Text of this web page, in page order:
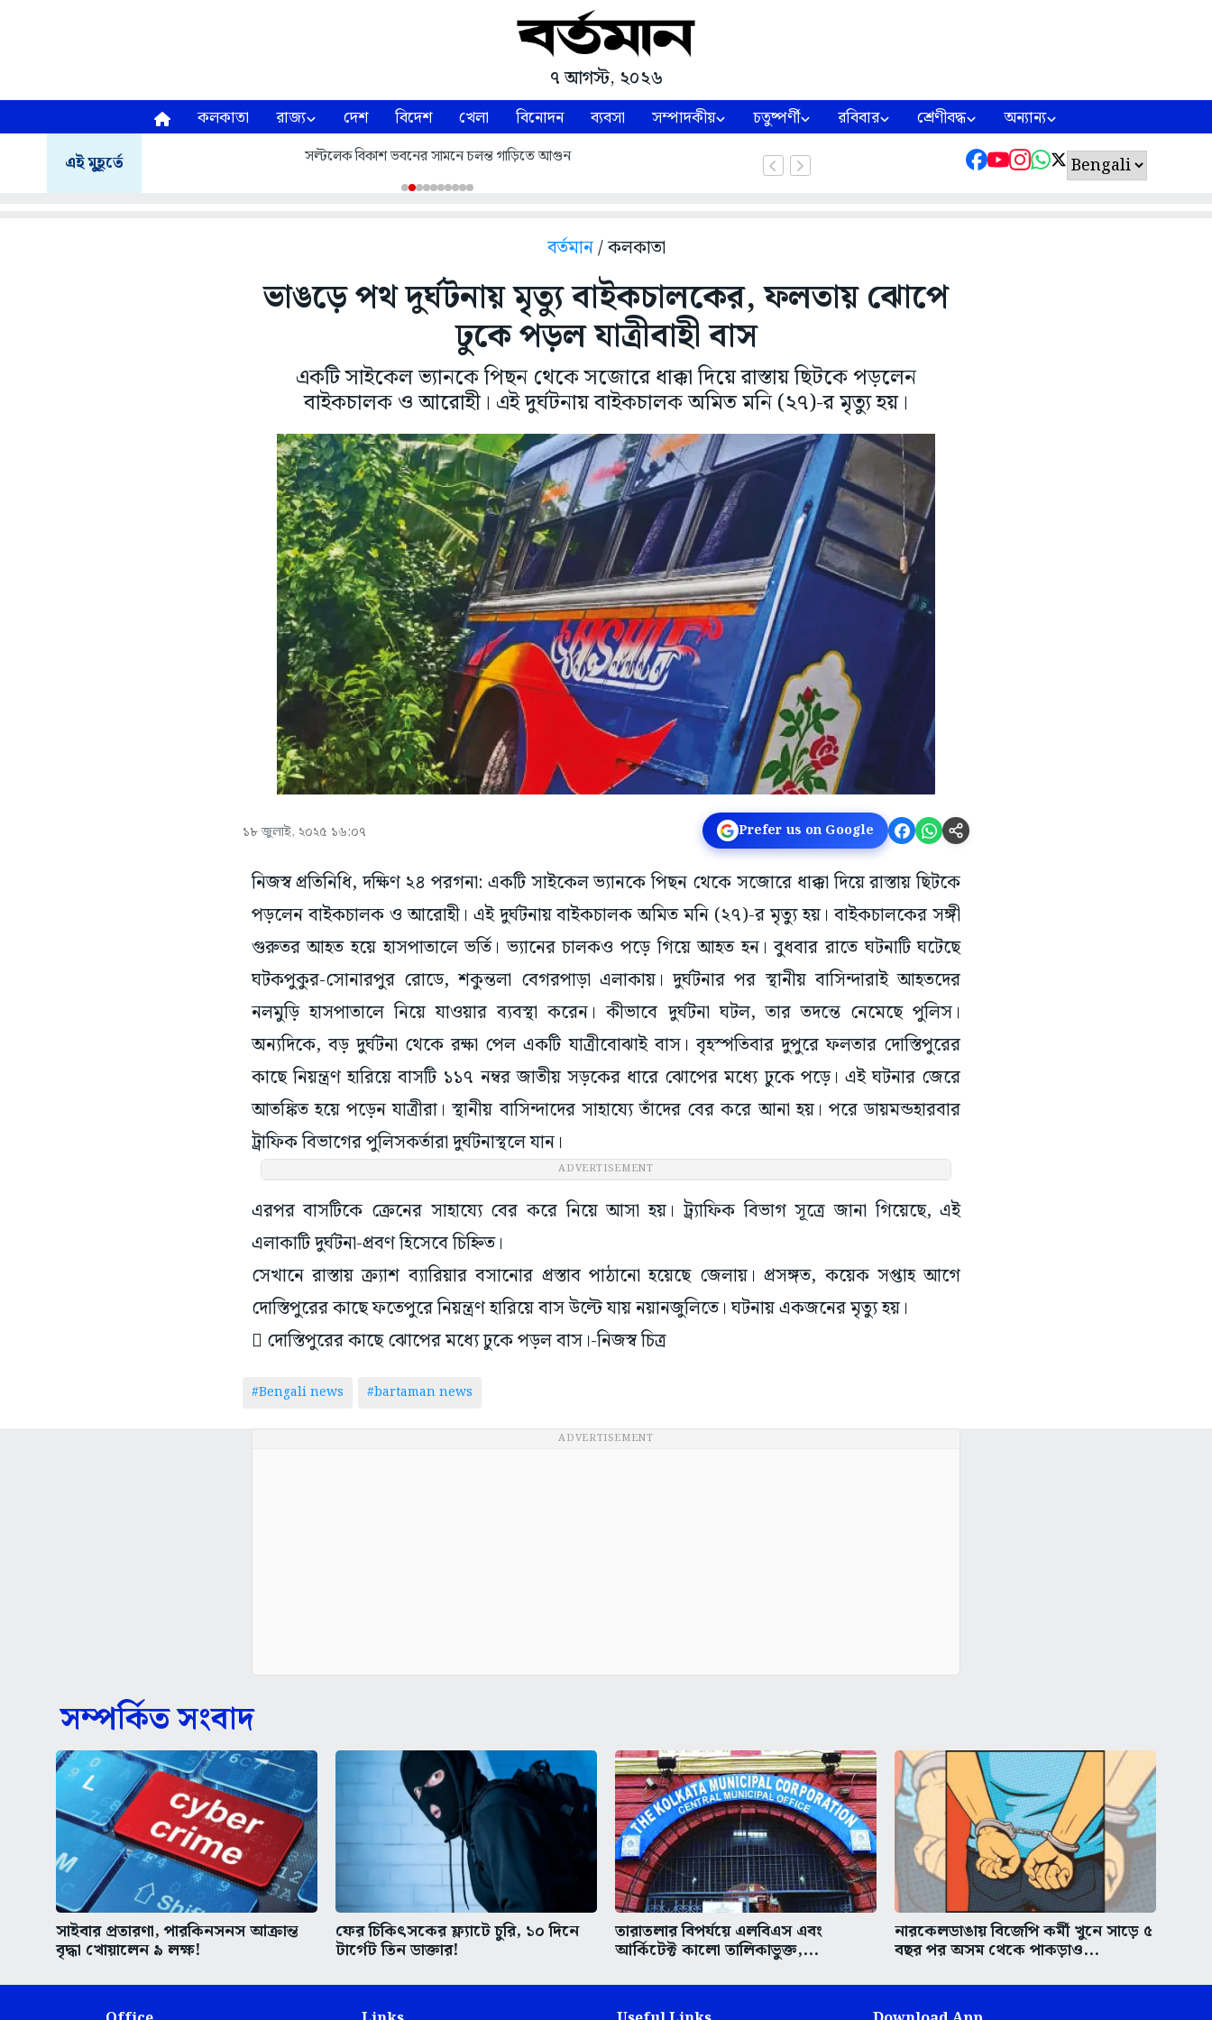
৭ আগস্ট, ২০২৬
কলকাতা রাজ্য দেশ বিদেশ খেলা বিনোদন ব্যবসা সম্পাদকীয় চতুষ্পর্ণী রবিবার শ্রেণীবদ্ধ অন্যান্য
এই মুহূর্তে সল্টলেক বিকাশ ভবনের সামনে চলন্ত গাড়িতে আগুন
বর্তমান/ কলকাতা
ভাঙড়ে পথ দুর্ঘটনায় মৃত্যু বাইকচালকের, ফলতায় ঝোপে
ঢুকে পড়ল যাত্রীবাহী বাস
একটি সাইকেল ভ্যানকে পিছন থেকে সজোরে ধাক্কা দিয়ে রাস্তায় ছিটকে পড়লেন
বাইকচালক ও আরোহী। এই দুর্ঘটনায় বাইকচালক অমিত মনি (২৭)-র মৃত্যু হয়।
১৮ জুলাই, ২০২৫ ১৬:০৭ Prefer us on Google
নিজস্ব প্রতিনিধি, দক্ষিণ ২৪ পরগনা: একটি সাইকেল ভ্যানকে পিছন থেকে সজোরে ধাক্কা দিয়ে রাস্তায় ছিটকে
পড়লেন বাইকচালক ও আরোহী। এই দুর্ঘটনায় বাইকচালক অমিত মনি (২৭)-র মৃত্যু হয়। বাইকচালকের সঙ্গী
গুরুতর আহত হয়ে হাসপাতালে ভর্তি। ভ্যানের চালকও পড়ে গিয়ে আহত হন। বুধবার রাতে ঘটনাটি ঘটেছে
ঘটকপুকুর-সোনারপুর রোডে, শকুন্তলা বেগরপাড়া এলাকায়। দুর্ঘটনার পর স্থানীয় বাসিন্দারাই আহতদের
নলমুড়ি হাসপাতালে নিয়ে যাওয়ার ব্যবস্থা করেন। কীভাবে দুর্ঘটনা ঘটল, তার তদন্তে নেমেছে পুলিস।
অন্যদিকে, বড় দুর্ঘটনা থেকে রক্ষা পেল একটি যাত্রীবোঝাই বাস। বৃহস্পতিবার দুপুরে ফলতার দোস্তিপুরের
কাছে নিয়ন্ত্রণ হারিয়ে বাসটি ১১৭ নম্বর জাতীয় সড়কের ধারে ঝোপের মধ্যে ঢুকে পড়ে। এই ঘটনার জেরে
আতঙ্কিত হয়ে পড়েন যাত্রীরা। স্থানীয় বাসিন্দাদের সাহায্যে তাঁদের বের করে আনা হয়। পরে ডায়মন্ডহারবার
ট্রাফিক বিভাগের পুলিসকর্তারা দুর্ঘটনাস্থলে যান।
ADVERTISEMENT
এরপর বাসটিকে ক্রেনের সাহায্যে বের করে নিয়ে আসা হয়। ট্র্যাফিক বিভাগ সূত্রে জানা গিয়েছে, এই
এলাকাটি দুর্ঘটনা-প্রবণ হিসেবে চিহ্নিত।
সেখানে রাস্তায় ক্র্যাশ ব্যারিয়ার বসানোর প্রস্তাব পাঠানো হয়েছে জেলায়। প্রসঙ্গত, কয়েক সপ্তাহ আগে
দোস্তিপুরের কাছে ফতেপুরে নিয়ন্ত্রণ হারিয়ে বাস উল্টে যায় নয়ানজুলিতে। ঘটনায় একজনের মৃত্যু হয়।
 দোস্তিপুরের কাছে ঝোপের মধ্যে ঢুকে পড়ল বাস।-নিজস্ব চিত্র
#Bengali news #bartaman news
ADVERTISEMENT
সম্পর্কিত সংবাদ
সাইবার প্রতারণা, পারকিনসনস আক্রান্ত
বৃদ্ধা খোয়ালেন ৯ লক্ষ!
ফের চিকিৎসকের ফ্ল্যাটে চুরি, ১০ দিনে
টার্গেট তিন ডাক্তার!
তারাতলার বিপর্যয়ে এলবিএস এবং
আর্কিটেক্ট কালো তালিকাভুক্ত,...
নারকেলডাঙায় বিজেপি কর্মী খুনে সাড়ে ৫
বছর পর অসম থেকে পাকড়াও...